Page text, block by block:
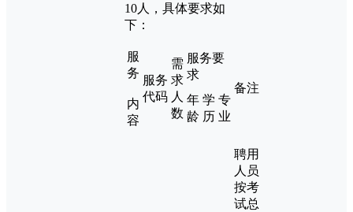
10人，具体要求如
下：
服
务
内
容
服务
代码
需
求
人
数
服务要
求
备注
年
龄
学
历
专
业
聘用
人员
按考
试总